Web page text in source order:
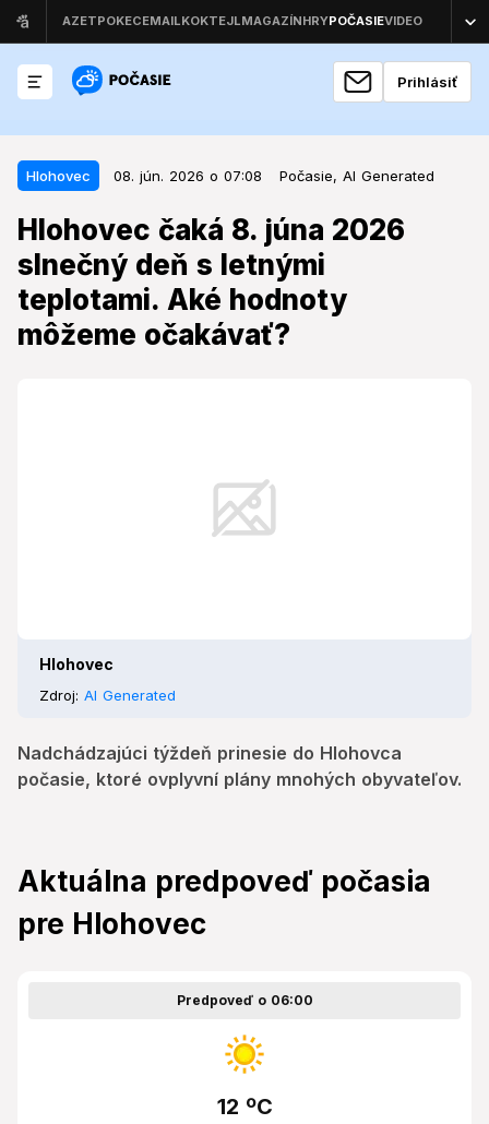
Prihlásiť
Hlohovec 08. jún. 2026 o 07:08 Počasie, AI Generated
Hlohovec čaká 8. júna 2026
slnečný deň s letnými
teplotami. Aké hodnoty
môžeme očakávať?
Hlohovec
Zdroj: AI Generated
Nadchádzajúci týždeň prinesie do Hlohovca
počasie, ktoré ovplyvní plány mnohých obyvateľov.
Hlohovec 08. jún. 2026 o 07:08
Hlohovec čaká 8. júna 2026
slnečný deň s letnými teplotami.
Aké hodnoty môžeme očakávať?
Nadchádzajúci týždeň prinesie do Hlohovca počasie,
ktoré ovplyvní plány mnohých obyvateľov.
Aktuálna predpoveď počasia
pre Hlohovec
Predpoveď o 06:00
12 ºC